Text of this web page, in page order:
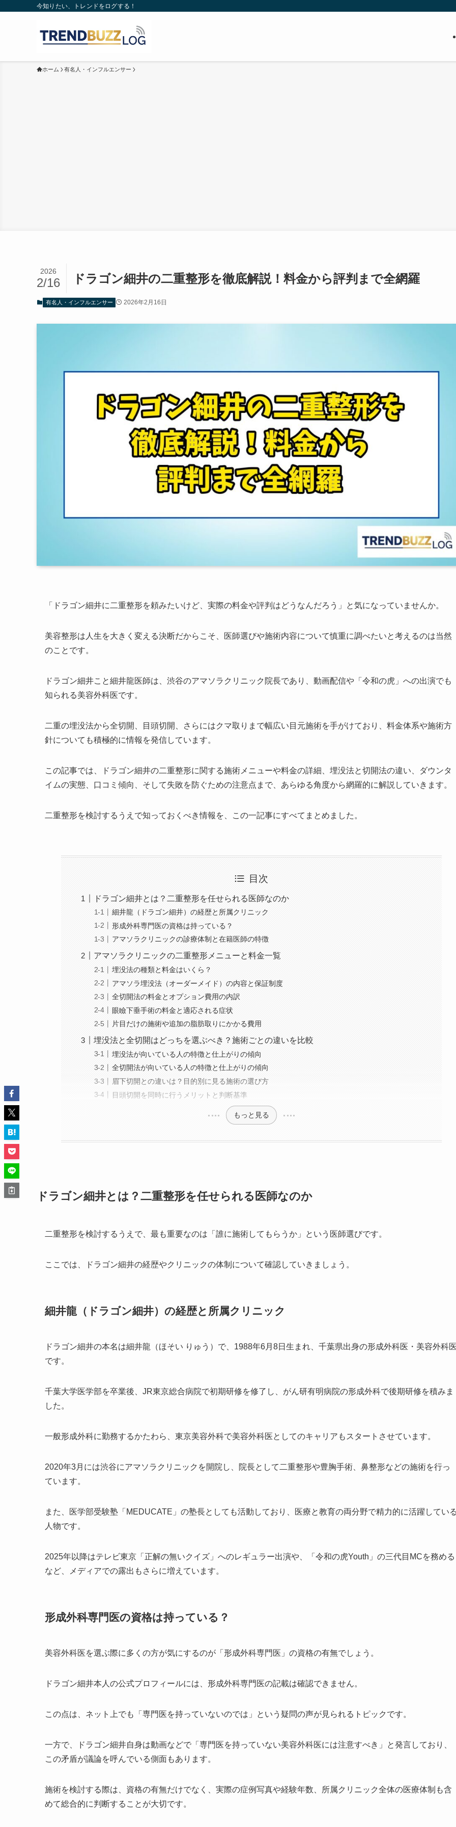
今知りたい、トレンドをログする！
ホーム 有名人・インフルエンサー
ドラゴン細井の二重整形を徹底解説！料金から評判まで全網羅
2026
2/16
有名人・インフルエンサー 2026年2月16日
「ドラゴン細井に二重整形を頼みたいけど、実際の料金や評判はどうなんだろう」と気になっていませんか。
美容整形は人生を大きく変える決断だからこそ、医師選びや施術内容について慎重に調べたいと考えるのは当然
のことです。
ドラゴン細井こと細井龍医師は、渋谷のアマソラクリニック院長であり、動画配信や「令和の虎」への出演でも
知られる美容外科医です。
二重の埋没法から全切開、目頭切開、さらにはクマ取りまで幅広い目元施術を手がけており、料金体系や施術方
針についても積極的に情報を発信しています。
この記事では、ドラゴン細井の二重整形に関する施術メニューや料金の詳細、埋没法と切開法の違い、ダウンタ
イムの実態、口コミ傾向、そして失敗を防ぐための注意点まで、あらゆる角度から網羅的に解説していきます。
二重整形を検討するうえで知っておくべき情報を、この一記事にすべてまとめました。
目次
ドラゴン細井とは？二重整形を任せられる医師なのか
細井龍（ドラゴン細井）の経歴と所属クリニック
形成外科専門医の資格は持っている？
アマソラクリニックの診療体制と在籍医師の特徴
アマソラクリニックの二重整形メニューと料金一覧
埋没法の種類と料金はいくら？
アマソラ埋没法（オーダーメイド）の内容と保証制度
全切開法の料金とオプション費用の内訳
眼瞼下垂手術の料金と適応される症状
片目だけの施術や追加の脂肪取りにかかる費用
埋没法と全切開はどっちを選ぶべき？施術ごとの違いを比較
埋没法が向いている人の特徴と仕上がりの傾向
全切開法が向いている人の特徴と仕上がりの傾向
眉下切開との違いは？目的別に見る施術の選び方
目頭切開を同時に行うメリットと判断基準
もっと見る
ドラゴン細井とは？二重整形を任せられる医師なのか
二重整形を検討するうえで、最も重要なのは「誰に施術してもらうか」という医師選びです。
ここでは、ドラゴン細井の経歴やクリニックの体制について確認していきましょう。
細井龍（ドラゴン細井）の経歴と所属クリニック
ドラゴン細井の本名は細井龍（ほそい りゅう）で、1988年6月8日生まれ、千葉県出身の形成外科医・美容外科
です。
千葉大学医学部を卒業後、JR東京総合病院で初期研修を修了し、がん研有明病院の形成外科で後期研修を積みま
した。
一般形成外科に勤務するかたわら、東京美容外科で美容外科医としてのキャリアもスタートさせています。
2020年3月には渋谷にアマソラクリニックを開院し、院長として二重整形や豊胸手術、鼻整形などの施術を行っ
ています。
また、医学部受験塾「MEDUCATE」の塾長としても活動しており、医療と教育の両分野で精力的に活躍してい
人物です。
2025年以降はテレビ東京「正解の無いクイズ」へのレギュラー出演や、「令和の虎Youth」の三代目MCを務める
など、メディアでの露出もさらに増えています。
形成外科専門医の資格は持っている？
美容外科医を選ぶ際に多くの方が気にするのが「形成外科専門医」の資格の有無でしょう。
ドラゴン細井本人の公式プロフィールには、形成外科専門医の記載は確認できません。
この点は、ネット上でも「専門医を持っていないのでは」という疑問の声が見られるトピックです。
一方で、ドラゴン細井自身は動画などで「専門医を持っていない美容外科医には注意すべき」と発言しており、
この矛盾が議論を呼んでいる側面もあります。
施術を検討する際は、資格の有無だけでなく、実際の症例写真や経験年数、所属クリニック全体の医療体制も含
めて総合的に判断することが大切です。